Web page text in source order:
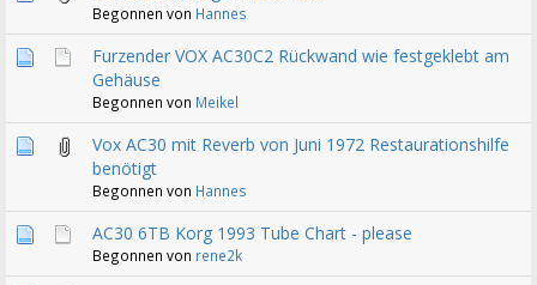
Begonnen von Hannes
Furzender VOX AC30C2 Rückwand wie festgeklebt am
Gehäuse
Begonnen von Meikel
Vox AC30 mit Reverb von Juni 1972 Restaurationshilfe
benötigt
Begonnen von Hannes
AC30 6TB Korg 1993 Tube Chart - please
Begonnen von rene2k